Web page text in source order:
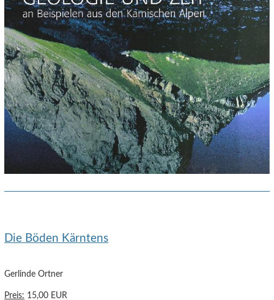
Die Böden Kärntens
Gerlinde Ortner
Preis: 15,00 EUR